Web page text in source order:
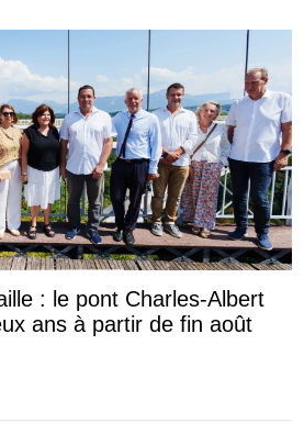
: le pont Charles-Albert
ans à partir de fin août